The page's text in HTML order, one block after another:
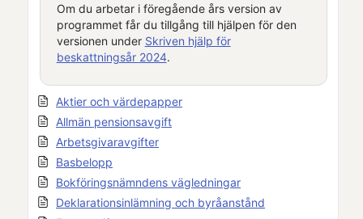
Om du arbetar i föregående års version av
programmet får du tillgång till hjälpen för den
versionen under Skriven hjälp för
beskattningsår 2024.
Aktier och värdepapper
Allmän pensionsavgift
Arbetsgivaravgifter
Basbelopp
Bokföringsnämndens vägledningar
Deklarationsinlämning och byråanstånd